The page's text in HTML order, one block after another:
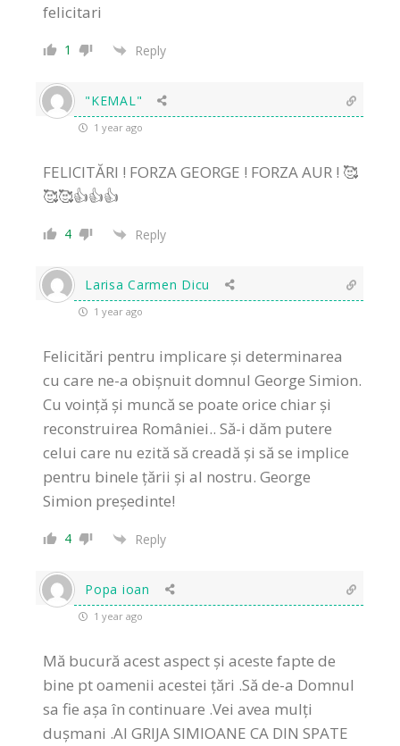
felicitari
1 Reply
"KEMAL"
1 year ago
FELICITĂRI ! FORZA GEORGE ! FORZA AUR ! 🥰
🥰🥰👍👍👍
4 Reply
Larisa Carmen Dicu
1 year ago
Felicitări pentru implicare și determinarea
cu care ne-a obișnuit domnul George Simion.
Cu voință și muncă se poate orice chiar și
reconstruirea României.. Să-i dăm putere
celui care nu ezită să creadă și să se implice
pentru binele țării și al nostru. George
Simion președinte!
4 Reply
Popa ioan
1 year ago
Mă bucură acest aspect și aceste fapte de
bine pt oamenii acestei țări .Să de-a Domnul
sa fie așa în continuare .Vei avea mulți
dușmani .AI GRIJA SIMIOANE CA DIN SPATE